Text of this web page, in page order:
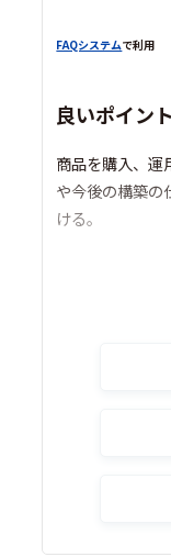
FAQシステムで利用
良いポイント
商品を購入、運
や今後の構築の
ける。